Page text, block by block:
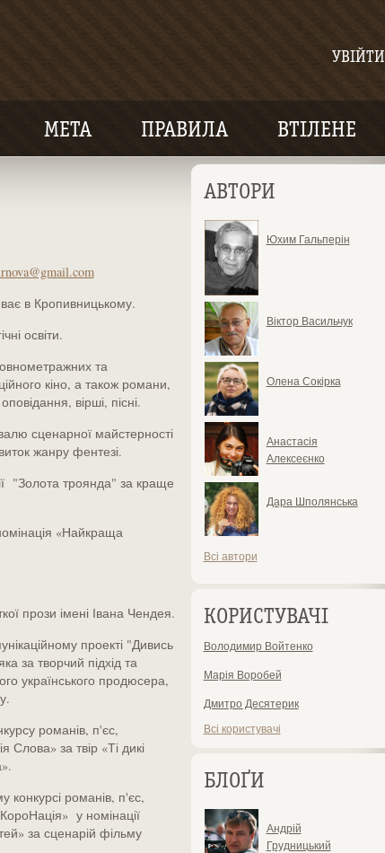
УВІЙТИ
МЕТА ПРАВИЛА ВТІЛЕНЕ
АВТОРИ
Юхим Гальперін
Віктор Васильчук
Олена Сокірка
Анастасія
Алексеєнко
Дара Шполянська
Всі автори
КОРИСТУВАЧІ
Володимир Войтенко
Марія Воробей
Дмитро Десятерик
Всі користувачі
БЛОҐИ
Андрій
Грудницький
в Кропивницькому.
освіти.
та
кіно, а також романи,
вірші, пісні.
сценарної майстерності
жанру фентезі.
"Золота троянда" за краще
«Найкраща
прози імені Івана Чендея.
проекті "Дивись
за творчий підхід та
українського продюсера,
романів, п'єс,
Слова» за твір «Ті дикі
романів, п'єс,
у номінації
за сценарій фільму